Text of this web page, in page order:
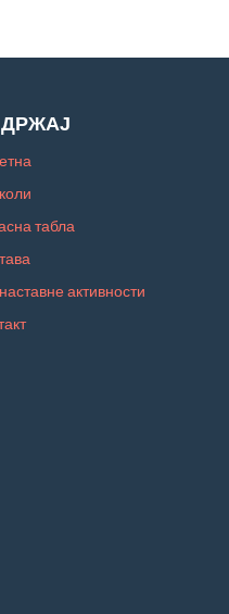
табла
активности